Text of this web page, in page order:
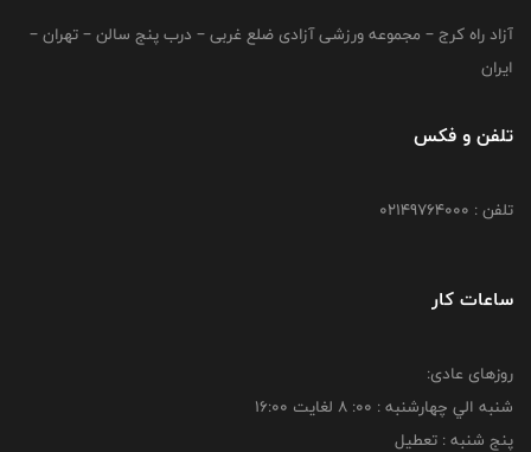
آزاد راه کرج – مجموعه ورزشی آزادی ضلع غربی – درب پنج سالن – تهران –
ایران
تلفن و فکس
تلفن : 02149764000
ساعات کار
روزهای عادی:
شنبه الي چهارشنبه : 00: 8 لغايت 16:00
پنج شنبه : تعطیل